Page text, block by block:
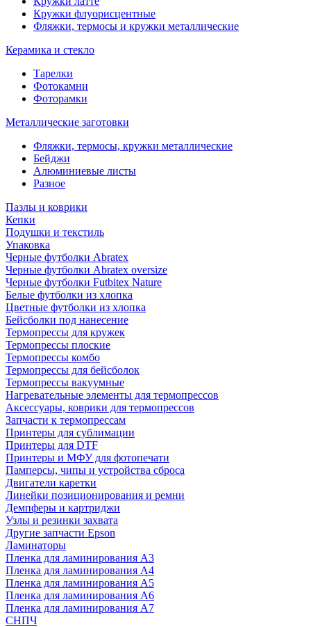
Кружки флуорисцентные
Фляжки, термосы и кружки металлические
Керамика и стекло
Тарелки
Фотокамни
Фоторамки
Металлические заготовки
Фляжки, термосы, кружки металлические
Бейджи
Алюминиевые листы
Разное
Пазлы и коврики
Кепки
Подушки и текстиль
Упаковка
Черные футболки Abratex
Черные футболки Abratex oversize
Черные футболки Futbitex Nature
Белые футболки из хлопка
Цветные футболки из хлопка
Бейсболки под нанесение
Термопрессы для кружек
Термопрессы плоские
Термопрессы комбо
Термопрессы для бейсболок
Термопрессы вакуумные
Нагревательные элементы для термопрессов
Аксессуары, коврики для термопрессов
Запчасти к термопрессам
Принтеры для сублимации
Принтеры для DTF
Принтеры и МФУ для фотопечати
Памперсы, чипы и устройства сброса
Двигатели каретки
Линейки позиционирования и ремни
Демпферы и картриджи
Узлы и резинки захвата
Другие запчасти Epson
Ламинаторы
Пленка для ламинирования А3
Пленка для ламинирования А4
Пленка для ламинирования А5
Пленка для ламинирования А6
Пленка для ламинирования А7
СНПЧ